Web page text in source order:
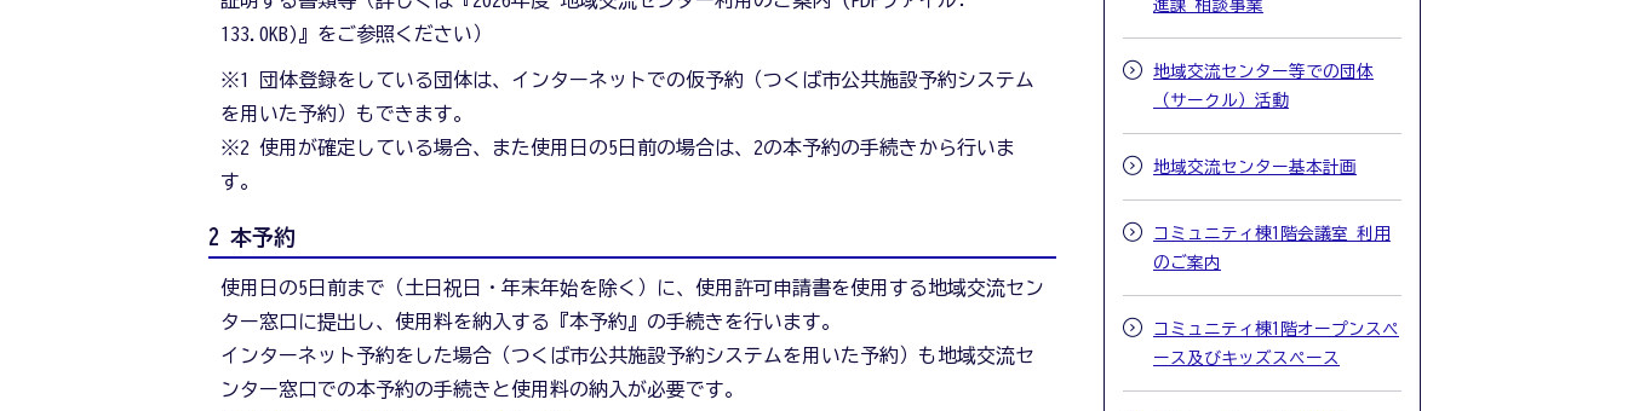
133.0KB)』をご参照ください）
※1 団体登録をしている団体は、インターネットでの仮予約（つくば市公共施設予約システム
を用いた予約）もできます。
※2 使用が確定している場合、また使用日の5日前の場合は、2の本予約の手続きから行いま
す。
2 本予約
使用日の5日前まで（土日祝日・年末年始を除く）に、使用許可申請書を使用する地域交流セン
ター窓口に提出し、使用料を納入する『本予約』の手続きを行います。
インターネット予約をした場合（つくば市公共施設予約システムを用いた予約）も地域交流セ
ンター窓口での本予約の手続きと使用料の納入が必要です。
進課 相談事業
地域交流センター等での団体
（サークル）活動
地域交流センター基本計画
コミュニティ棟1階会議室 利用
のご案内
コミュニティ棟1階オープンスペ
ース及びキッズスペース